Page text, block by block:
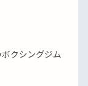
クシングジム